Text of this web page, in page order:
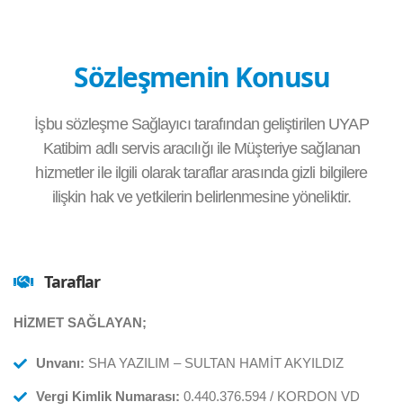
Sözleşmenin Konusu
İşbu sözleşme Sağlayıcı tarafından geliştirilen UYAP
Katibim adlı servis aracılığı ile Müşteriye sağlanan
hizmetler ile ilgili olarak taraflar arasında gizli bilgilere
ilişkin hak ve yetkilerin belirlenmesine yöneliktir.
Taraflar
HİZMET SAĞLAYAN;
Unvanı: SHA YAZILIM – SULTAN HAMİT AKYILDIZ
Vergi Kimlik Numarası: 0.440.376.594 / KORDON VD